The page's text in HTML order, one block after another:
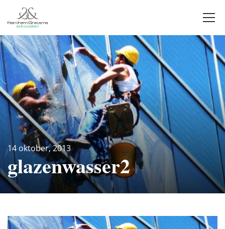
14 oktober, 2013
glazenwasser2